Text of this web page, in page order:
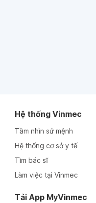
Hệ thống Vinmec
Tầm nhìn sứ mệnh
Hệ thống cơ sở y tế
Tìm bác sĩ
Làm việc tại Vinmec
Tải App MyVinmec